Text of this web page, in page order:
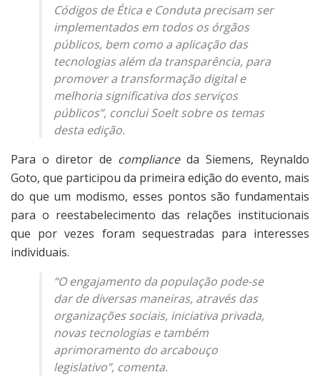
Códigos de Ética e Conduta precisam ser
implementados em todos os órgãos
públicos, bem como a aplicação das
tecnologias além da transparência, para
promover a transformação digital e
melhoria significativa dos serviços
públicos”, conclui Soelt sobre os temas
desta edição.
Para o diretor de complianceda Siemens, Reynaldo
Goto, que participou da primeira edição do evento, mais
do que um modismo, esses pontos são fundamentais
para o reestabelecimento das relações institucionais
que por vezes foram sequestradas para interesses
individuais.
“O engajamento da população pode-se
dar de diversas maneiras, através das
organizações sociais, iniciativa privada,
novas tecnologias e também
aprimoramento do arcabouço
legislativo”, comenta.